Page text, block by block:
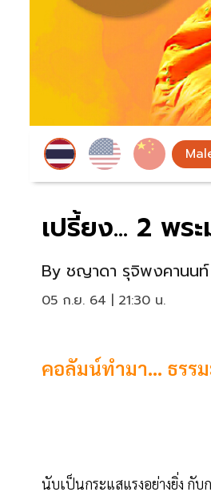
เปรี้ยง... 2 พ
By ชญาดา รุจิพงคานนท์
05 ก.ย. 64 | 21:30 น.
คอลัมน์ทำมา... ธรร
นับเป็นกระแสแรงอย่างยิ่ง กั